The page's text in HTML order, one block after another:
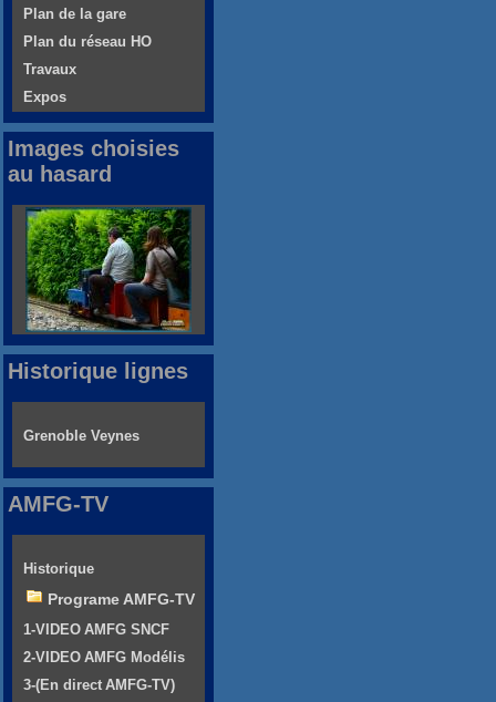
Plan de la gare
Plan du réseau HO
Travaux
Expos
Images choisies
au hasard
Historique lignes
Grenoble Veynes
AMFG-TV
Historique
Programe AMFG-TV
1-VIDEO AMFG SNCF
2-VIDEO AMFG Modélis
3-(En direct AMFG-TV)